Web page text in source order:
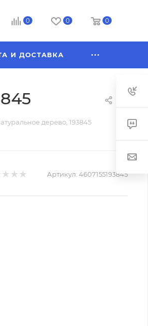
0 0 0
И ДОСТАВКА
дерево, 193845
Артикул: 4607155193845